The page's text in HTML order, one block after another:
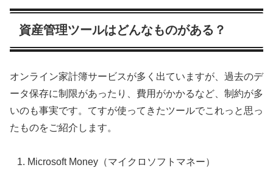
資産管理ツールはどんなものがある？
オンライン家計簿サービスが多く出ていますが、過去のデ
ータ保存に制限があったり、費用がかかるなど、制約が多
いのも事実です。てすが使ってきたツールでこれっと思っ
たものをご紹介します。
Microsoft Money（マイクロソフトマネー）